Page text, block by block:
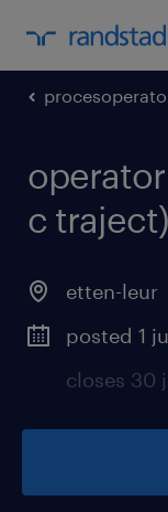
c traject)
etten-leur
posted 1
closes 30